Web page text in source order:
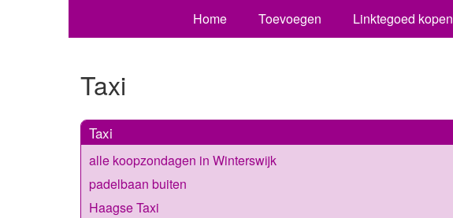
Home Toevoegen Linktegoed kopen
Taxi
Taxi
alle koopzondagen in Winterswijk
padelbaan buiten
Haagse Taxi